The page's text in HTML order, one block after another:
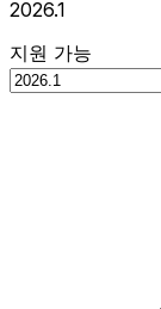
2026.1
지원 가능